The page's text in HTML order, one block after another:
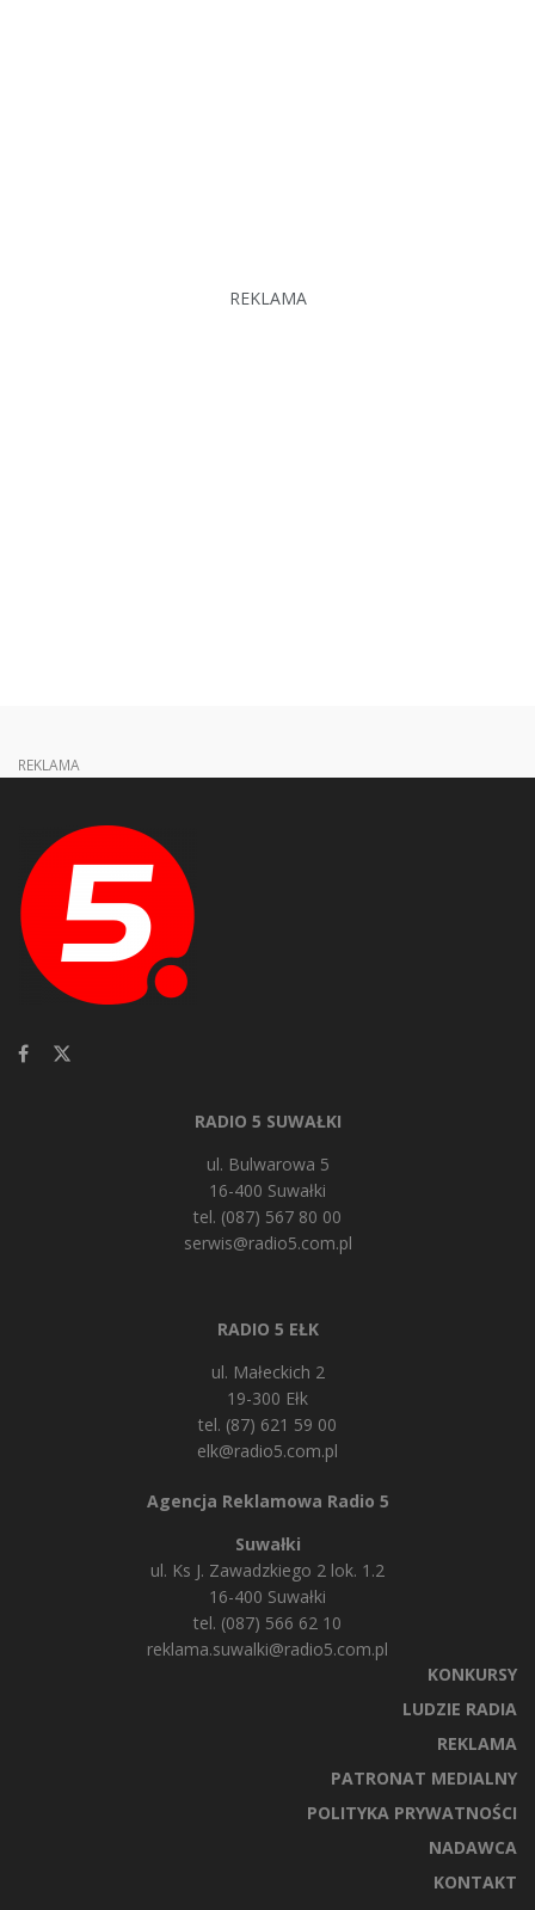
REKLAMA
REKLAMA
RADIO 5 SUWAŁKI
ul. Bulwarowa 5
16-400 Suwałki
tel. (087) 567 80 00
serwis@radio5.com.pl
RADIO 5 EŁK
ul. Małeckich 2
19-300 Ełk
tel. (87) 621 59 00
elk@radio5.com.pl
Agencja Reklamowa Radio 5
Suwałki
ul. Ks J. Zawadzkiego 2 lok. 1.2
16-400 Suwałki
tel. (087) 566 62 10
reklama.suwalki@radio5.com.pl
KONKURSY
LUDZIE RADIA
REKLAMA
PATRONAT MEDIALNY
POLITYKA PRYWATNOŚCI
NADAWCA
KONTAKT